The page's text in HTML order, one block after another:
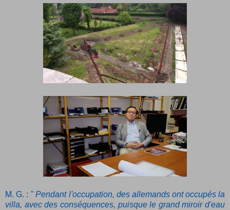
M. G. : " Pendant l'occupation, des allemands ont occupés la
villa, avec des conséquences, puisque le grand miroir d'eau